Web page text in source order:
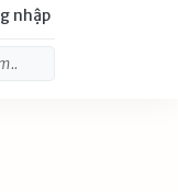
nhập